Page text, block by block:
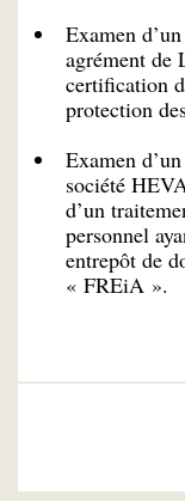
Examen
agrément
certification
protection
Examen
société
d’un
personnel
entrepôt de
« FREiA ».